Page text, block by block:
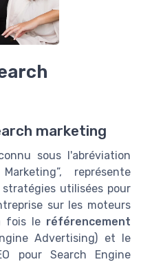
marketing
sous l'abréviation
représente
stratégies utilisées pour
sur les moteurs
fois le référencement
Advertising) et le
pour Search Engine